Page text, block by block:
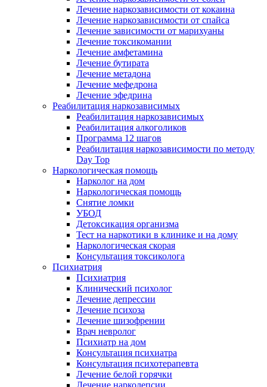
Лечение наркозависимости от кокаина
Лечение наркозависимости от спайса
Лечение зависимости от марихуаны
Лечение токсикомании
Лечение амфетамина
Лечение бутирата
Лечение метадона
Лечение мефедрона
Лечение эфедрина
Реабилитация наркозависимых
Реабилитация наркозависимых
Реабилитация алкоголиков
Программа 12 шагов
Реабилитация наркозависимости по методу
Day Top
Наркологическая помощь
Нарколог на дом
Наркологическая помощь
Снятие ломки
УБОД
Детоксикация организма
Тест на наркотики в клинике и на дому
Наркологическая скорая
Консультация токсиколога
Психиатрия
Психиатрия
Клинический психолог
Лечение депрессии
Лечение психоза
Лечение шизофрении
Врач невролог
Психиатр на дом
Консультация психиатра
Консультация психотерапевта
Лечение белой горячки
Лечение нарколепсии